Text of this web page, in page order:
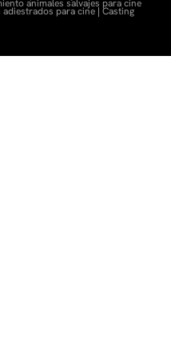
animales salvajes para cine
adiestrados para cine| Casting